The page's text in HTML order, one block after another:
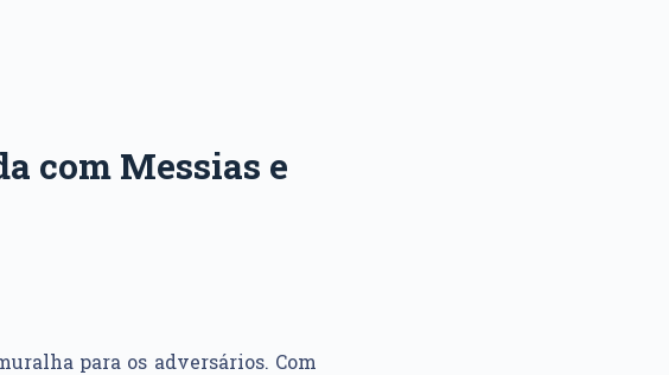
com Messias e
para os adversários. Com